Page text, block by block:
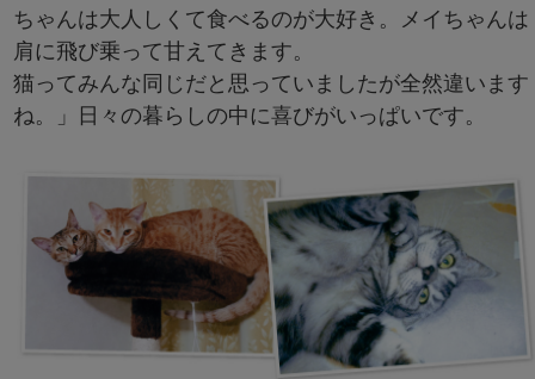
ちゃんは大人しくて食べるのが大好き。メイちゃんは
肩に飛び乗って甘えてきます。
猫ってみんな同じだと思っていましたが全然違います
ね。」日々の暮らしの中に喜びがいっぱいです。